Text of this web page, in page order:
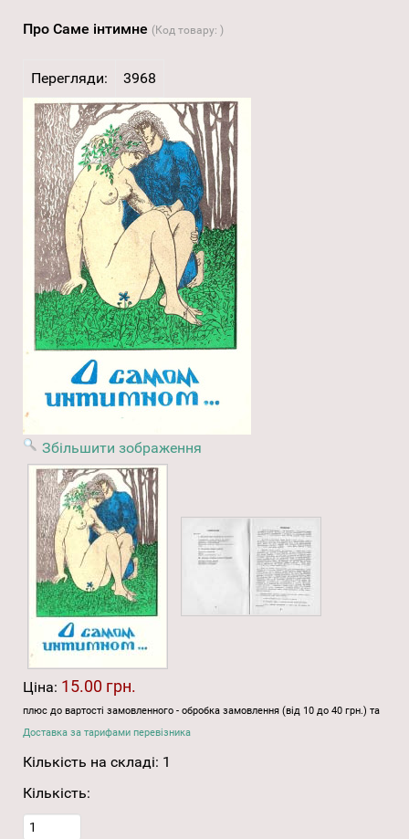
Про Саме інтимне (Код товару: )
Перегляди: 3968
Збільшити зображення
Ціна: 15.00 грн.
плюс до вартості замовленного - обробка замовлення (від 10 до 40 грн.) та
Доставка за тарифами перевізника
Кількість на складі: 1
Кількість: